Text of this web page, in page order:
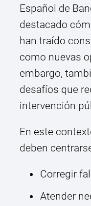
Español de
destacado
han traído
como nuevas
embargo,
desafíos que
intervención
En este
deben
Corregir
Atender